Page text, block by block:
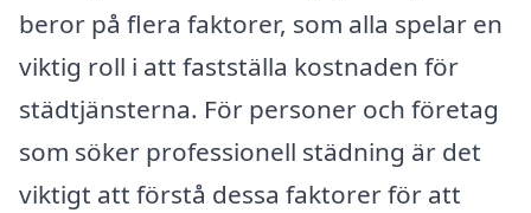
beror på flera faktorer, som alla spelar en
viktig roll i att fastställa kostnaden för
städtjänsterna. För personer och företag
som söker professionell städning är det
viktigt att förstå dessa faktorer för att